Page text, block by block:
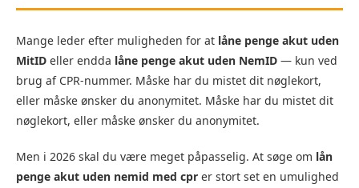
Mange leder efter muligheden for at låne penge akut uden
MitID eller endda låne penge akut uden NemID — kun ved
brug af CPR-nummer. Måske har du mistet dit nøglekort,
eller måske ønsker du anonymitet. Måske har du mistet dit
nøglekort, eller måske ønsker du anonymitet.
Men i 2026 skal du være meget påpasselig. At søge om lån
penge akut uden nemid med cpr er stort set en umulighed